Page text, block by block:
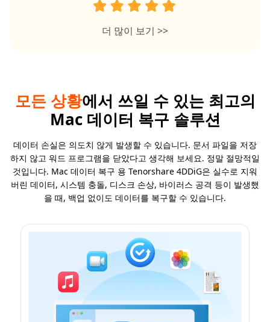
더 많이 보기 >>
모든 상황에서 쓰일 수 있는 최고의
Mac 데이터 복구 솔루션
데이터 손실은 의도치 않게 발생할 수 있습니다. 문서 파일을 저장
하지 않고 워드 프로그램을 닫았다고 생각해 보세요. 정말 절망적일
것입니다. Mac 데이터 복구 용 Tenorshare 4DDiG은 실수로 지워
버린 데이터, 시스템 충돌, 디스크 손상, 바이러스 공격 등이 발생했
을 때, 백업 없이도 데이터를 복구할 수 있습니다.